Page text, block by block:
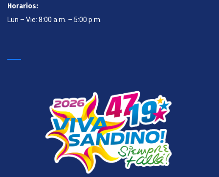
Horarios:
Lun – Vie: 8:00 a.m. – 5:00 p.m.